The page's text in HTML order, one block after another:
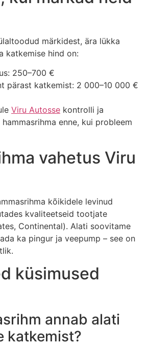
märkidest, ära lükka
katkemise hind on:
250–700 €
pärast katkemist: 2 000–10 000 €
Viru Autosse kontrolli ja
enne, kui probleem
vahetus Viru
kõikidele levinud
kvaliteetseid tootjate
Continental). Alati soovitame
ka pingur ja veepump – see on
küsimused
annab alati
katkemist?